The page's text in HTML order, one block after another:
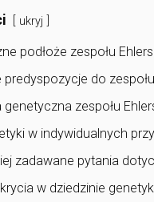
ukryj
podłoże zespołu
predyspozycje do
genetyczna zespołu
w indywidualnych
zadawane pytania
w dziedzinie